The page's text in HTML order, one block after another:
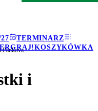
TERMINARZ
GRAJ!KOSZYKÓWKA
Pankova
i